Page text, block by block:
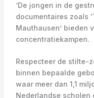
‘De jongen in de
documentaires zoals
Mauthausen’ bieden
concentratiekampen.
Respecteer de stilte-
binnen bepaalde
waar meer dan 1,1
Nederlandse scholen